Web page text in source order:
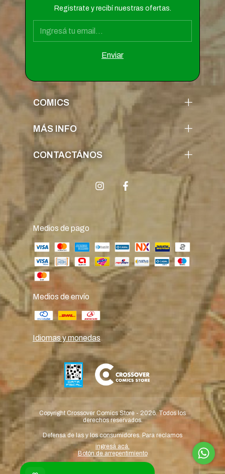
Registrate y recibí nuestras ofertas.
COMICS
MÁS INFO
CONTACTÁNOS
Medios de pago
Medios de envío
Idiomas y monedas
Copyright Crossover Comics Store - 2026. Todos los
derechos reservados.
Defensa de las y los consumidores. Para reclamos
ingresá acá.
Botón de arrepentimiento